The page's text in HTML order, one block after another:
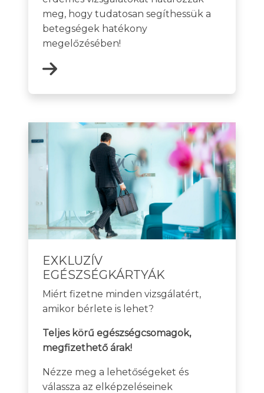
meg, hogy tudatosan segíthessük a
betegségek hatékony
megelőzésében!
EXKLUZÍV
EGÉSZSÉGKÁRTYÁK
Miért fizetne minden vizsgálatért,
amikor bérlete is lehet?
Teljes körű egészségcsomagok,
megfizethető árak!
Nézze meg a lehetőségeket és
válassza az elképzeléseinek